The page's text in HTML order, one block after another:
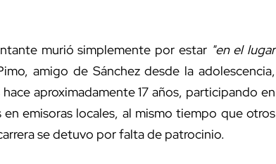
murió simplemente por estar "en el lugar
amigo de Sánchez desde la adolescencia,
aproximadamente 17 años, participando en
emisoras locales, al mismo tiempo que otros
se detuvo por falta de patrocinio.